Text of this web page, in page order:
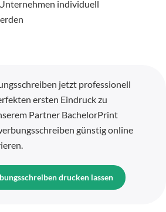
individuell
jetzt professionell
ersten Eindruck zu
Partner BachelorPrint
günstig online
drucken lassen